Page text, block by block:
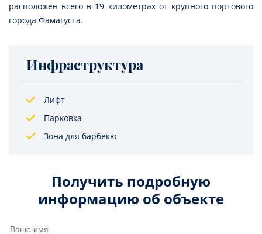
расположен всего в 19 километрах от крупного портового
города Фамагуста.
Инфраструктура
Лифт
Парковка
Зона для барбекю
Получить подробную
информацию об объекте